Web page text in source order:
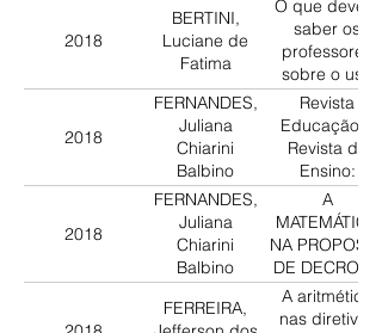
ensinar na
escola normal
de São Paulo,
1903
em São Paulo
na década de
1880
2018
BERTINI,
Luciane de
Fatima
O que devem
saber os
professores
sobre o uso
de problemas
nas aulas de
aritmética?
Uma leitura
dos prefácios
de manuais
pedagógicos
(1890-1940).
2018
FERNANDES,
Juliana
Chiarini
Balbino
Revista
Educação e
Revista do
Ensino:
apropriações
da proposta
Centros de
Interesse e a
presença do
ensino de
2018
FERNANDES,
Juliana
Chiarini
Balbino
A
MATEMÁTICA
NA PROPOSTA
DE DECROLY:
análise do
livro. El calculo
FERREIRA,
A aritmética
nas diretivas